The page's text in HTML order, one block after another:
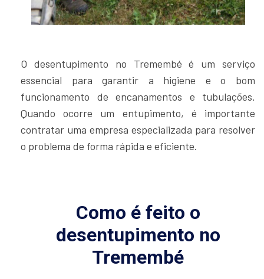
O desentupimento no Tremembé é um serviço
essencial para garantir a higiene e o bom
funcionamento de encanamentos e tubulações.
Quando ocorre um entupimento, é importante
contratar uma empresa especializada para resolver
o problema de forma rápida e eficiente.
Como é feito o
desentupimento no
Tremembé